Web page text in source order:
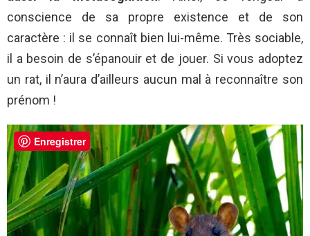
conscience de sa propre existence et de son
caractère : il se connaît bien lui-même. Très sociable,
il a besoin de s’épanouir et de jouer. Si vous adoptez
un rat, il n’aura d’ailleurs aucun mal à reconnaître son
prénom !
Enregistrer